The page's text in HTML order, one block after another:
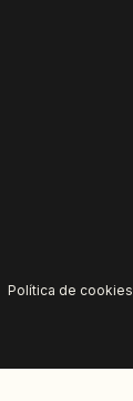
Política de cookies